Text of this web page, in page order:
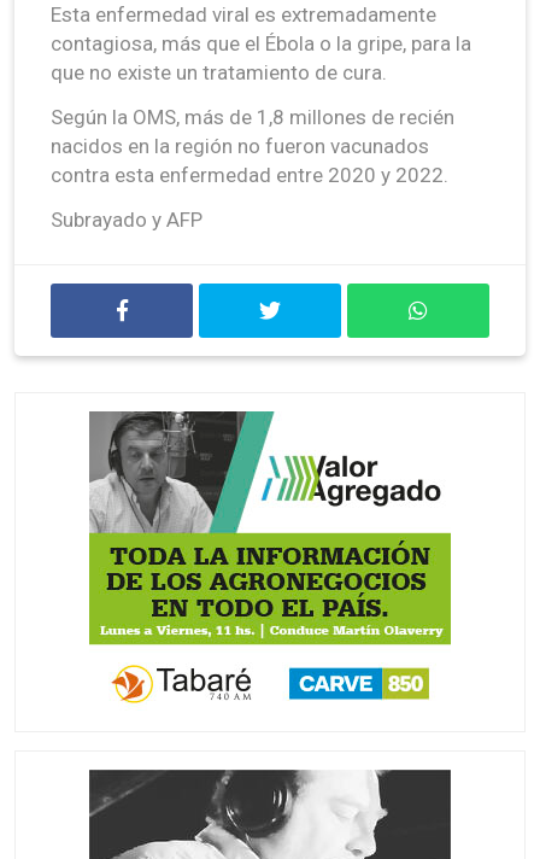
Esta enfermedad viral es extremadamente
contagiosa, más que el Ébola o la gripe, para la
que no existe un tratamiento de cura.
Según la OMS, más de 1,8 millones de recién
nacidos en la región no fueron vacunados
contra esta enfermedad entre 2020 y 2022.
Subrayado y AFP